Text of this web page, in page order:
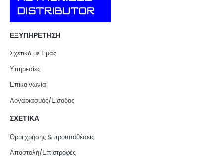
ΕΞΥΠΗΡΕΤΗΣΗ
Σχετικά με Εμάς
Υπηρεσίες
Επικοινωνία
Λογαριασμός/Είσοδος
ΣΧΕΤΙΚΑ
Όροι χρήσης & προυποθέσεις
Αποστολή/Επιστροφές